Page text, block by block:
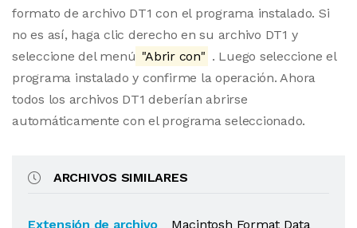
formato de archivo DT1 con el programa instalado. Si
no es así, haga clic derecho en su archivo DT1 y
seleccione del menú "Abrir con" . Luego seleccione el
programa instalado y confirme la operación. Ahora
todos los archivos DT1 deberían abrirse
automáticamente con el programa seleccionado.
ARCHIVOS SIMILARES
Extensión de archivo
Macintosh Format Data